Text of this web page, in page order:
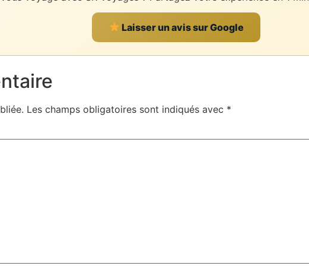
Laisser un avis sur Google
Les champs obligatoires sont indiqués avec *